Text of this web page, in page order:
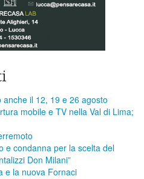
il 12, 19 e 26 agosto
mobile e TV nella Val di Lima;
e condanna per la scelta del
Don Milani”
e la nuova Fornaci